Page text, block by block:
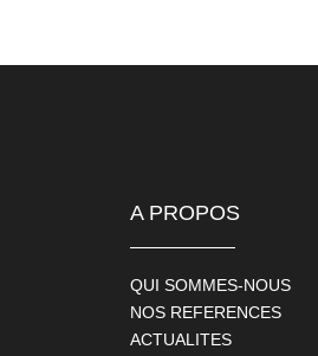
A PROPOS
QUI SOMMES-NOUS
NOS REFERENCES
ACTUALITES